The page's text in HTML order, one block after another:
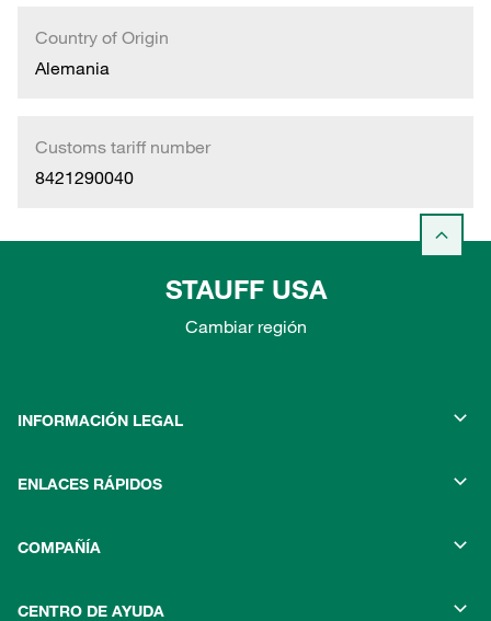
Country of Origin
Alemania
Customs tariff number
8421290040
STAUFF USA
Cambiar región
INFORMACIÓN LEGAL
ENLACES RÁPIDOS
COMPAÑÍA
CENTRO DE AYUDA